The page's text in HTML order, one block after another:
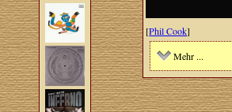
[Phil Cook]
Mehr ...